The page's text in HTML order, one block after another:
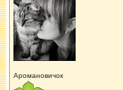
Аромановичок